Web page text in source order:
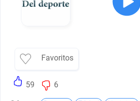
Favoritos
59 6